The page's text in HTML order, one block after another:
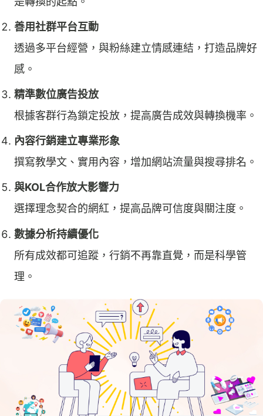
善用社群平台互動
透過多平台經營，與粉絲建立情感連結，打造品牌好
感。
精準數位廣告投放
根據客群行為鎖定投放，提高廣告成效與轉換機率。
內容行銷建立專業形象
撰寫教學文、實用內容，增加網站流量與搜尋排名。
與KOL合作放大影響力
選擇理念契合的網紅，提高品牌可信度與關注度。
數據分析持續優化
所有成效都可追蹤，行銷不再靠直覺，而是科學管
理。